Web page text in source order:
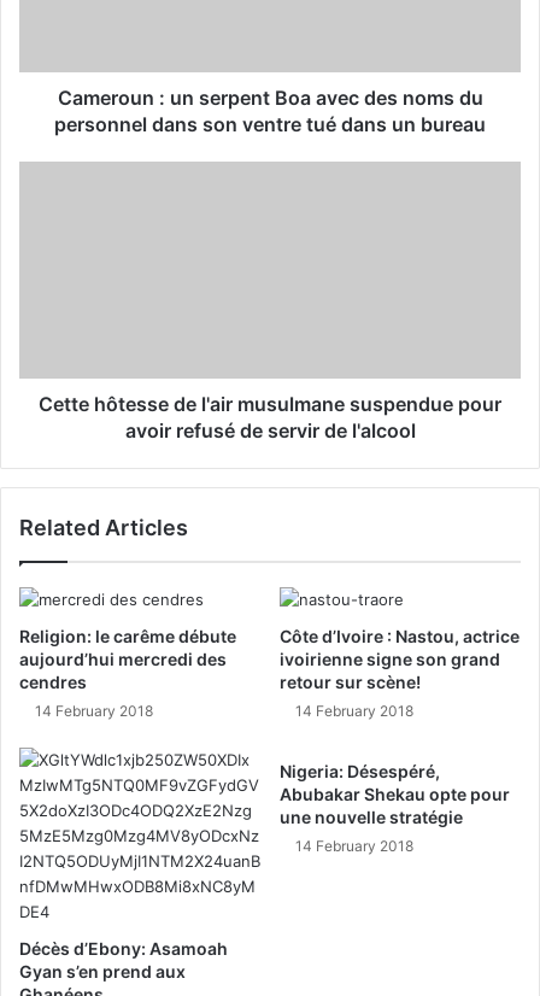
Cameroun : un serpent Boa avec des noms du
personnel dans son ventre tué dans un bureau
Cette hôtesse de l'air musulmane suspendue pour
avoir refusé de servir de l'alcool
Related Articles
Religion: le carême débute
aujourd’hui mercredi des
cendres
14 February 2018
Côte d’Ivoire : Nastou, actrice
ivoirienne signe son grand
retour sur scène!
14 February 2018
Décès d’Ebony: Asamoah
Gyan s’en prend aux
Nigeria: Désespéré,
Abubakar Shekau opte pour
une nouvelle stratégie
14 February 2018